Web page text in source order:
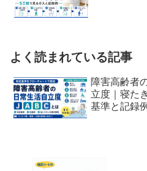
よく読まれている記事
障害高齢者
立度｜寝た
基準と記録